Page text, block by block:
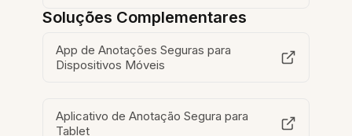
Soluções Complementares
App de Anotações Seguras para
Dispositivos Móveis
Aplicativo de Anotação Segura para
Tablet